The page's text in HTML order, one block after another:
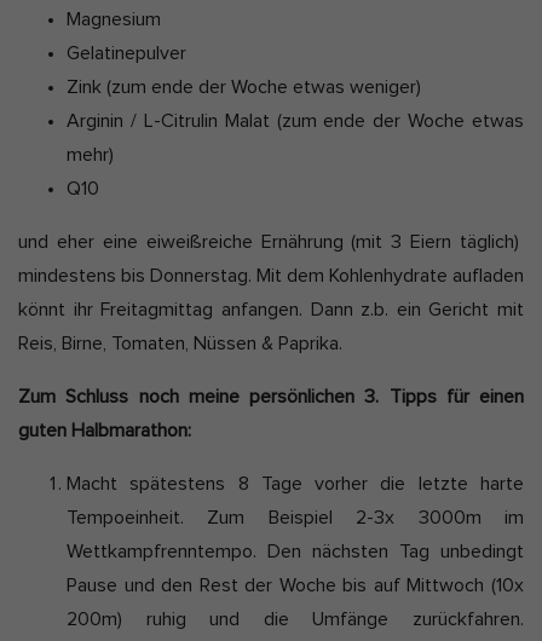
Magnesium
Gelatinepulver
Zink (zum ende der Woche etwas weniger)
Arginin / L-Citrulin Malat (zum ende der Woche etwas
mehr)
Q10
und eher eine eiweißreiche Ernährung (mit 3 Eiern täglich)
mindestens bis Donnerstag. Mit dem Kohlenhydrate aufladen
könnt ihr Freitagmittag anfangen. Dann z.b. ein Gericht mit
Reis, Birne, Tomaten, Nüssen & Paprika.
Zum Schluss noch meine persönlichen 3. Tipps für einen
guten Halbmarathon:
Macht spätestens 8 Tage vorher die letzte harte
Tempoeinheit. Zum Beispiel 2-3x 3000m im
Wettkampfrenntempo. Den nächsten Tag unbedingt
Pause und den Rest der Woche bis auf Mittwoch (10x
200m) ruhig und die Umfänge zurückfahren.